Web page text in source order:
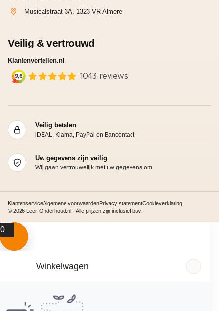
Musicalstraat 3A, 1323 VR Almere
Veilig & vertrouwd
Klantenvertellen.nl
Veilig betalen
iDEAL, Klarna, PayPal en Bancontact
Uw gegevens zijn veilig
Wij gaan vertrouwelijk met uw gegevens om.
KlantenserviceAlgemene voorwaardenPrivacy statementCookieverklaring
© 2026 Leer-Onderhoud.nl - Alle prijzen zijn inclusief btw.
0
Winkelwagen